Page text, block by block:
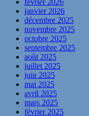
février 2026
janvier 2026
décembre 2025
novembre 2025
octobre 2025
septembre 2025
août 2025
juillet 2025
juin 2025
mai 2025
avril 2025
mars 2025
février 2025